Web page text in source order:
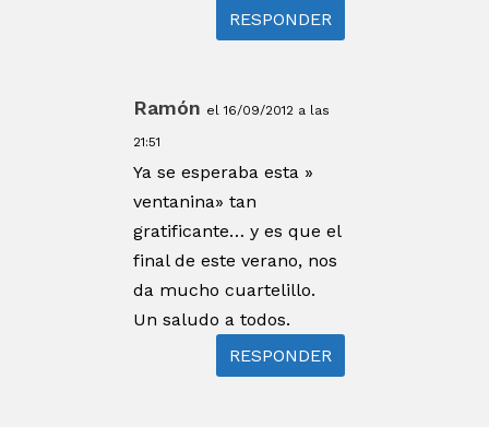
RESPONDER
Ramón el 16/09/2012 a las
21:51
Ya se esperaba esta »
ventanina» tan
gratificante… y es que el
final de este verano, nos
da mucho cuartelillo.
Un saludo a todos.
RESPONDER